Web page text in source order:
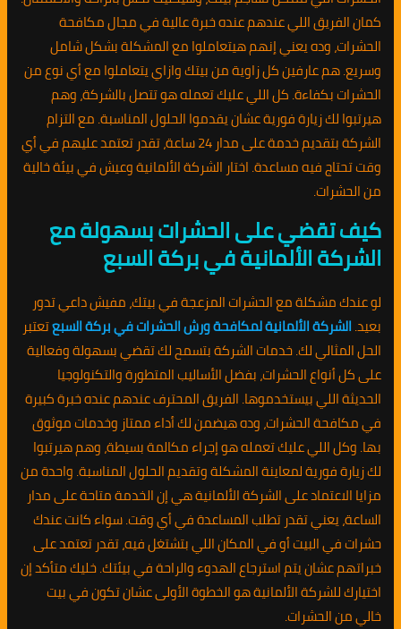
كمان الفريق اللي عندهم عنده خبرة عالية في مجال مكافحة
الحشرات، وده يعني إنهم هيتعاملوا مع المشكلة بشكل شامل
وسريع. هم عارفين كل زاوية من بيتك وازاي يتعاملوا مع أي نوع من
الحشرات بكفاءة. كل اللي عليك تعمله هو تتصل بالشركة، وهم
هيرتبوا لك زيارة فورية عشان يقدموا الحلول المناسبة. مع التزام
الشركة بتقديم خدمة على مدار 24 ساعة، تقدر تعتمد عليهم في أي
وقت تحتاج فيه مساعدة. اختار الشركة الألمانية وعيش في بيئة خالية
من الحشرات.
كيف تقضي على الحشرات بسهولة مع
الشركة الألمانية في بركة السبع
لو عندك مشكلة مع الحشرات المزعجة في بيتك، مفيش داعي تدور
بعيد.الشركة الألمانية لمكافحة ورش الحشرات في بركة السبعتعتبر
الحل المثالي لك. خدمات الشركة بتسمح لك تقضي بسهولة وفعالية
على كل أنواع الحشرات، بفضل الأساليب المتطورة والتكنولوجيا
الحديثة اللي بيستخدموها. الفريق المحترف عندهم عنده خبرة كبيرة
في مكافحة الحشرات، وده هيضمن لك أداء ممتاز وخدمات موثوق
بها. وكل اللي عليك تعمله هو إجراء مكالمة بسيطة، وهم هيرتبوا
لك زيارة فورية لمعاينة المشكلة وتقديم الحلول المناسبة. واحدة من
مزايا الاعتماد على الشركة الألمانية هي إن الخدمة متاحة على مدار
الساعة، يعني تقدر تطلب المساعدة في أي وقت. سواء كانت عندك
حشرات في البيت أو في المكان اللي بتشتغل فيه، تقدر تعتمد على
خبراتهم عشان يتم استرجاع الهدوء والراحة في بيئتك. خليك متأكد إن
اختيارك للشركة الألمانية هو الخطوة الأولى عشان تكون في بيت
خالي من الحشرات.